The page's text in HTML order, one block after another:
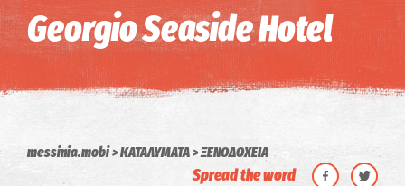
Georgio Seaside Hotel
messinia.mobi ΚΑΤΑΛΥΜΑΤΑ ΞΕΝΟΔΟΧΕΙΑ
Spread the word